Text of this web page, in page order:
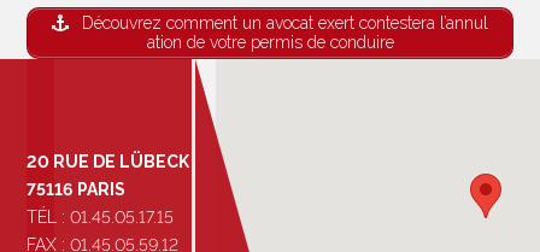
Découvrez comment un avocat exert contestera l’annul
ation de votre permis de conduire
20 RUE DE LÜBECK
75116 PARIS
TÉL : 01.45.05.17.15
FAX : 01.45.05.59.12